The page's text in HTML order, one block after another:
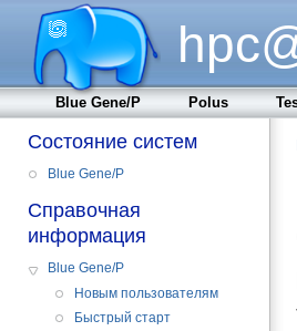
Blue Gene/P Polus
Состояние систем
Blue Gene/P
Справочная
информация
Blue Gene/P
Новым пользователям
Быстрый старт